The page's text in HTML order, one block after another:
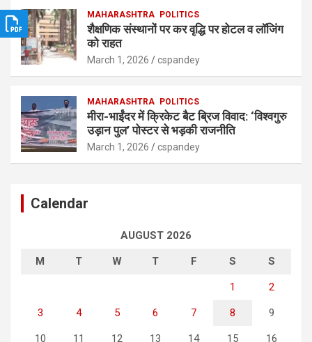
MAHARASHTRA POLITICS
शैक्षणिक संस्थानों पर कर वृद्धि पर होटल व लॉजिंग
को राहत
March 1, 2026 cspandey
MAHARASHTRA POLITICS
मीरा-भाईंदर में क्रिकेट बैट ब्रिज विवाद: ‘विश्वगुरु
उड़ान पुल’ पोस्टर से भड़की राजनीति
March 1, 2026 cspandey
Calendar
AUGUST 2026
M T W T F S S
1 2
3 4 5 6 7 8 9
10 11 12 13 14 15 16